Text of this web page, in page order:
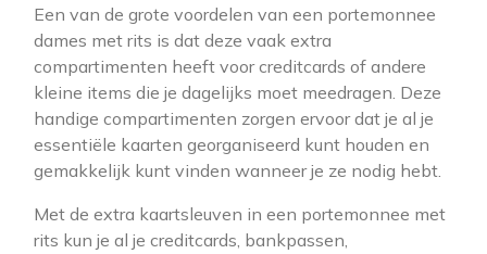
Een van de grote voordelen van een portemonnee
dames met rits is dat deze vaak extra
compartimenten heeft voor creditcards of andere
kleine items die je dagelijks moet meedragen. Deze
handige compartimenten zorgen ervoor dat je al je
essentiële kaarten georganiseerd kunt houden en
gemakkelijk kunt vinden wanneer je ze nodig hebt.
Met de extra kaartsleuven in een portemonnee met
rits kun je al je creditcards, bankpassen,